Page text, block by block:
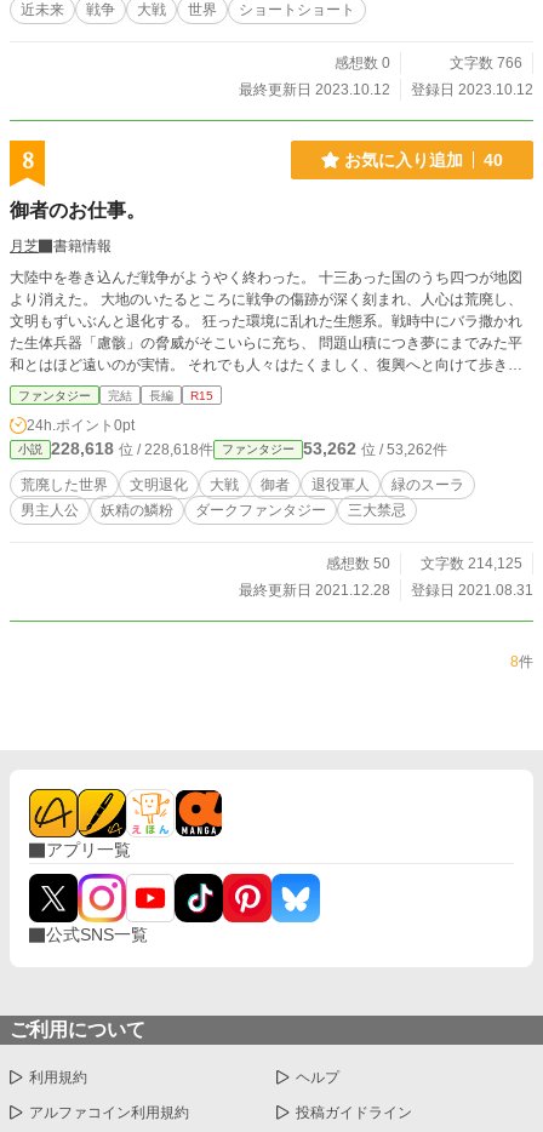
近未来 戦争 大戦 世界 ショートショート
感想数 0
文字数 766
最終更新日 2023.10.12
登録日 2023.10.12
8 お気に入り追加 40
御者のお仕事。
月芝
書籍情報
大陸中を巻き込んだ戦争がようやく終わった。 十三あった国のうち四つが地図
より消えた。 大地のいたるところに戦争の傷跡が深く刻まれ、人心は荒廃し、
文明もずいぶんと退化する。 狂った環境に乱れた生態系。戦時中にバラ撒かれ
た生体兵器「慮骸」の脅威がそこいらに充ち、 問題山積につき夢にまでみた平
和とはほど遠いのが実情。 それでも人々はたくましく、復興へと向けて歩き出
す。 これはそんな歪んだ世界で人流と物流の担い手として奮闘する御者の男の
物語である。
ファンタジー 完結 長編 R15
24h.ポイント 0pt
小説 228,618 位 / 228,618件 ファンタジー 53,262 位 / 53,262件
荒廃した世界 文明退化 大戦 御者 退役軍人
緑のスーラ
男主人公
妖精の鱗粉 ダークファンタジー 三大禁忌
感想数 50
文字数 214,125
最終更新日 2021.12.28
登録日 2021.08.31
8件
アプリ一覧
公式SNS一覧
ご利用について
利用規約 ヘルプ
アルファコイン利用規約 投稿ガイドライン